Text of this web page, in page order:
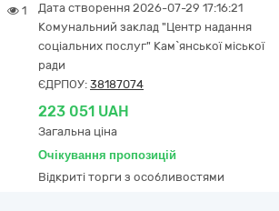
1
Дата створення 2026-07-29 17:16:21
Комунальний заклад "Центр надання
соціальних послуг" Кам`янської міської
ради
ЄДРПОУ: 38187074
223 051 UAH
Загальна ціна
Очікування пропозицій
Відкриті торги з особливостями